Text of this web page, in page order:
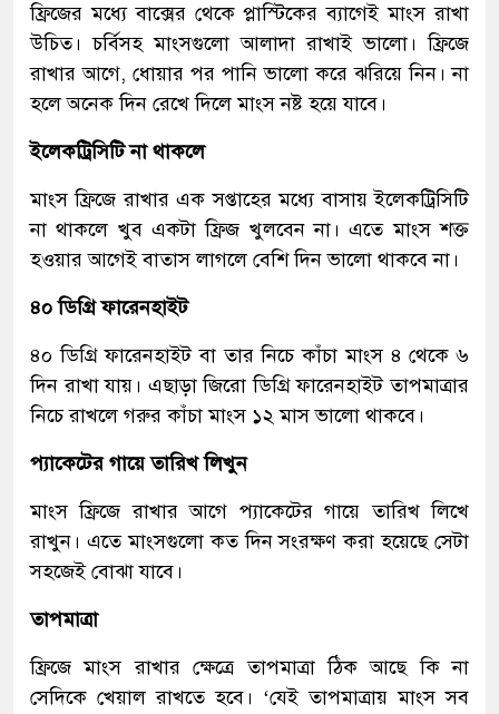
ফ্রিজের মধ্যে বাক্সের থেকে প্লাস্টিকের ব্যাগেই মাংস রাখা
উচিত। চর্বিসহ মাংসগুলো আলাদা রাখাই ভালো। ফ্রিজে
রাখার আগে, ধোয়ার পর পানি ভালো করে ঝরিয়ে নিন। না
হলে অনেক দিন রেখে দিলে মাংস নষ্ট হয়ে যাবে।
ইলেকট্রিসিটি না থাকলে
মাংস ফ্রিজে রাখার এক সপ্তাহের মধ্যে বাসায় ইলেকট্রিসিটি
না থাকলে খুব একটা ফ্রিজ খুলবেন না। এতে মাংস শক্ত
হওয়ার আগেই বাতাস লাগলে বেশি দিন ভালো থাকবে না।
৪০ ডিগ্রি ফারেনহাইট
৪০ ডিগ্রি ফারেনহাইট বা তার নিচে কাঁচা মাংস ৪ থেকে ৬
দিন রাখা যায়। এছাড়া জিরো ডিগ্রি ফারেনহাইট তাপমাত্রার
নিচে রাখলে গরুর কাঁচা মাংস ১২ মাস ভালো থাকবে।
প্যাকেটের গায়ে তারিখ লিখুন
মাংস ফ্রিজে রাখার আগে প্যাকেটের গায়ে তারিখ লিখে
রাখুন। এতে মাংসগুলো কত দিন সংরক্ষণ করা হয়েছে সেটা
সহজেই বোঝা যাবে।
তাপমাত্রা
ফ্রিজে মাংস রাখার ক্ষেত্রে তাপমাত্রা ঠিক আছে কি না
সেদিকে খেয়াল রাখতে হবে। ‘যেই তাপমাত্রায় মাংস সব